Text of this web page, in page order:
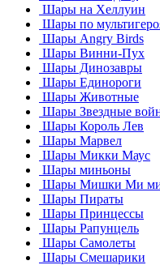
Шары на Хеллуин
Шары по
Шары Angry Birds
Шары Винни-Пух
Шары Динозавры
Шары Единороги
Шары Животные
Шары Звездные
Шары Король Лев
Шары Марвел
Шары Микки Маус
Шары миньоны
Шары Мишки Ми
Шары Пираты
Шары Принцессы
Шары Рапунцель
Шары Самолеты
Шары Смешарики